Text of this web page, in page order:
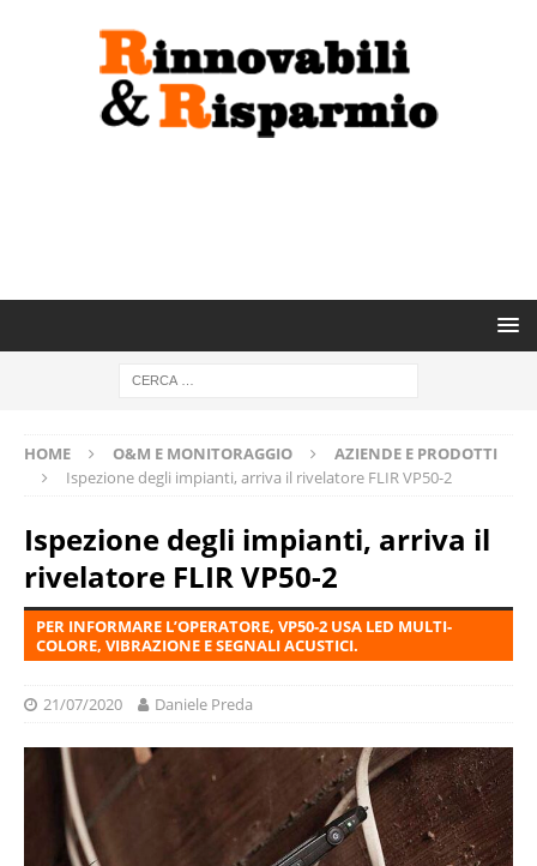
HOME O&M E MONITORAGGIO
AZIENDE E PRODOTTI
Ispezione degli impianti, arriva il rivelatore FLIR VP50-2
Ispezione degli impianti, arriva il
rivelatore FLIR VP50-2
PER INFORMARE L’OPERATORE, VP50-2 USA LED MULTI-
COLORE, VIBRAZIONE E SEGNALI ACUSTICI.
21/07/2020 Daniele Preda